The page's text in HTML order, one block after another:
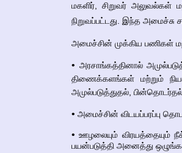
மகளிர், சிறுவர் அலுவல்கள்
நிறுவப்பட்டது. இந்த அமைச்சு
அமைச்சின் முக்கிய பணிகள்
• அரசாங்கத்தினால்
திணைக்களங்கள் மற்றும்
அமுல்படுத்துதல்,
• அமைச்சின் விடயப்பரப்பு
•ஊழலையும் விரயத்தையும்
பயன்படுத்தி அனைத்து